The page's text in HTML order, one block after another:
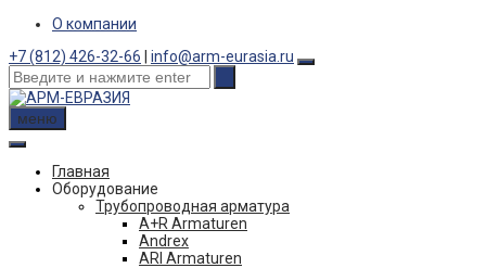
Skip
content
О компании
+7 (812) 426-32-66
info@arm-eurasia.ru
меню
Главная
Оборудование
Трубопроводная арматура
A+R Armaturen
Andrex
ARI Armaturen